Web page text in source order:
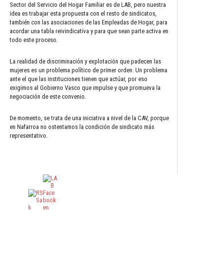
Sector del Servicio del Hogar Familiar es de LAB, pero nuestra
idea es trabajar esta propuesta con el resto de sindicatos,
también con las asociaciones de las Empleadas de Hogar, para
acordar una tabla reivindicativa y para que sean parte activa en
todo este proceso.
La realidad de discriminación y explotación que padecen las
mujeres es un problema político de primer orden. Un problema
ante el que las instituciones tienen que actúar, por eso
exigimos al Gobierno Vasco que impulse y que promueva la
negociación de este convenio.
De momento, se trata de una iniciativa a nivel de la CAV, porque
en Nafarroa no ostentamos la condición de sindicato más
representativo.